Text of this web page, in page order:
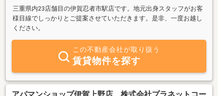
三重県内23店舗目の伊賀忍者市駅店です。地元出身スタッフがお客
様目線でしっかりとご提案させていただきます。是非、一度お越し
ください。
この不動産会社が取り扱う
賃貸物件を探す